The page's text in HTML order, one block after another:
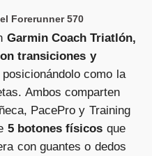
Forerunner 570
Garmin Coach Triatlón,
transiciones y
como la
Ambos comparten
PacePro y Training
5 botones físicos que
con guantes o dedos